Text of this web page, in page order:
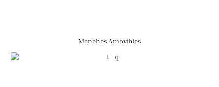
Manches Amovibles